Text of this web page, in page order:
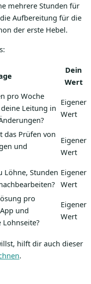
mehrere Stunden für
Aufbereitung für die
der erste Hebel.
Dein
Wert
pro Woche
Leitung in
Eigener
Wert
das Prüfen von
und
Eigener
Wert
Löhne, Stunden Eigener
Wert
pro
und
Lohnseite?
Eigener
Wert
hilft dir auch dieser
.